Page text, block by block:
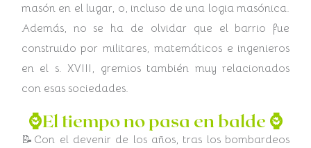
masón en el lugar, o, incluso de una logia masónica.
Además, no se ha de olvidar que el barrio fue
construido por militares, matemáticos e ingenieros
en el s. XVIII, gremios también muy relacionados
con esas sociedades.
⌚El tiempo no pasa en balde ⌚
📝Con el devenir de los años, tras los bombardeos